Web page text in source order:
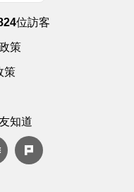
位訪客
策
策
知道